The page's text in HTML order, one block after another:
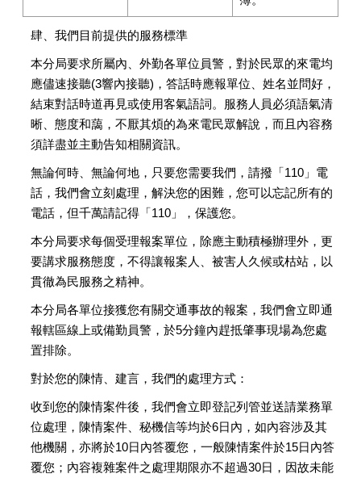
肆、我們目前提供的服務標準
本分局要求所屬內、外勤各單位員警，對於民眾的來電均
應儘速接聽(3響內接聽)，答話時應報單位、姓名並問好，
結束對話時道再見或使用客氣語詞。服務人員必須語氣清
晰、態度和藹，不厭其煩的為來電民眾解說，而且內容務
須詳盡並主動告知相關資訊。
無論何時、無論何地，只要您需要我們，請撥「110」電
話，我們會立刻處理，解決您的困難，您可以忘記所有的
電話，但千萬請記得「110」，保護您。
本分局要求每個受理報案單位，除應主動積極辦理外，更
要講求服務態度，不得讓報案人、被害人久候或枯站，以
貫徹為民服務之精神。
本分局各單位接獲您有關交通事故的報案，我們會立即通
報轄區線上或備勤員警，於5分鐘內趕抵肇事現場為您處
置排除。
對於您的陳情、建言，我們的處理方式：
收到您的陳情案件後，我們會立即登記列管並送請業務單
位處理，陳情案件、秘機信等均於6日內，如內容涉及其
他機關，亦將於10日內答覆您，一般陳情案件於15日內答
覆您；內容複雜案件之處理期限亦不超過30日，因故未能